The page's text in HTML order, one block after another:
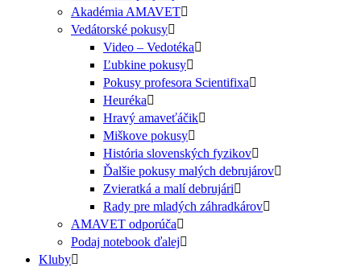
Akadémia AMAVET
Vedátorské pokusy
Video – Vedotéka
Ľubkine pokusy
Pokusy profesora Scientifixa
Heuréka
Hravý amaveťáčik
Miškove pokusy
História slovenských fyzikov
Ďalšie pokusy malých debrujárov
Zvieratká a malí debrujári
Rady pre mladých záhradkárov
AMAVET odporúča
Podaj notebook ďalej
Kluby